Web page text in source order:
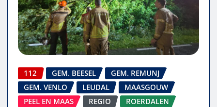
112 GEM. BEESEL
GEM. REMUNJ
GEM. VENLO
LEUDAL
MAASGOUW
PEEL EN MAAS
REGIO ROERDALEN